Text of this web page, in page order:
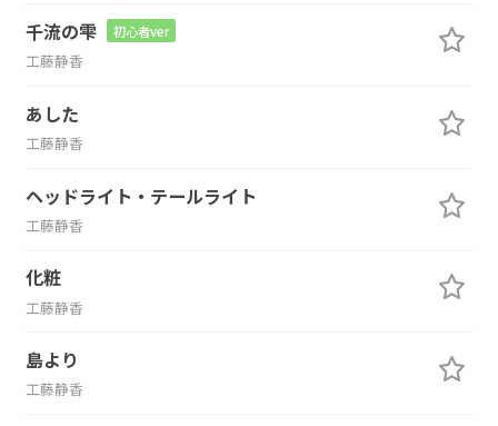
千流の雫 初心者ver
工藤静香
あした
工藤静香
ヘッドライト・テールライト
工藤静香
化粧
工藤静香
島より
工藤静香